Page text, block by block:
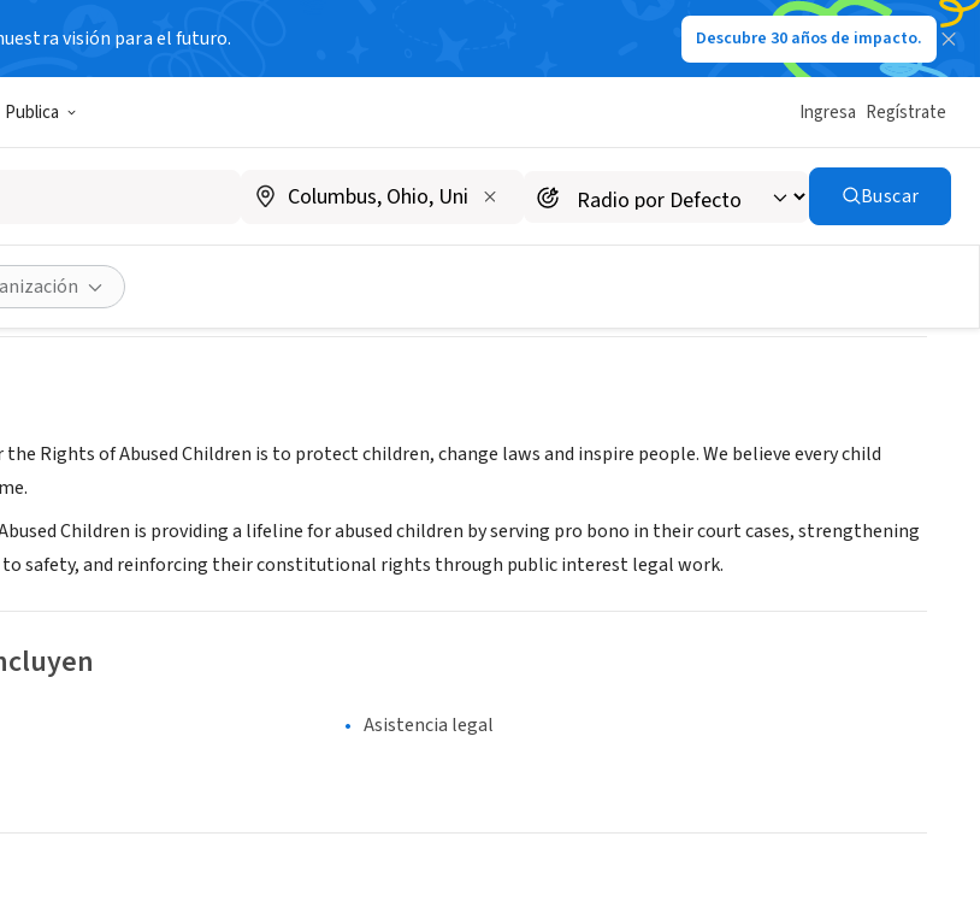
visión para el futuro. Descubre 30 años de impacto.
Publica Ingresa Regístrate
Buscar
Rights of Abused Children
Rights of Abused Children is to protect children, change laws and inspire people. We believe every child
Children is providing a lifeline for abused children by serving pro bono in their court cases, strengthening
safety, and reinforcing their constitutional rights through public interest legal work.
Asistencia legal